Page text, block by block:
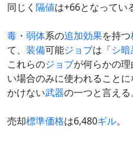
同じく 隔値は+66となってい
毒 ・ 弱体系の追加効果を持つ
て、 装備可能ジョブは「シ暗
これらのジョブが何らかの
い場合のみに使われること
かけない武器の一つと言える。
売却標準価格は6,480ギル。